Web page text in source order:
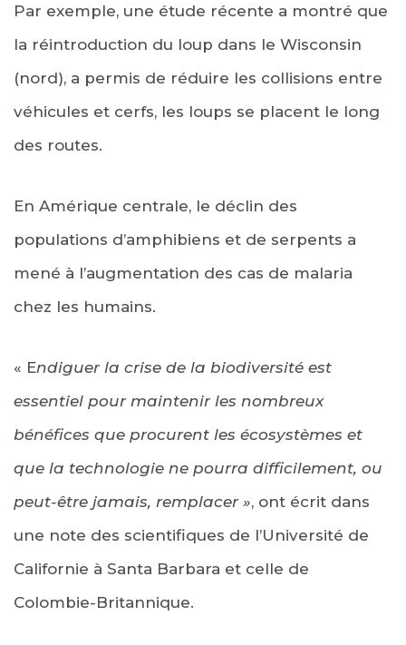
Par exemple, une étude récente a montré que
la réintroduction du loup dans le Wisconsin
(nord), a permis de réduire les collisions entre
véhicules et cerfs, les loups se placent le long
des routes.
En Amérique centrale, le déclin des
populations d’amphibiens et de serpents a
mené à l’augmentation des cas de malaria
chez les humains.
« Endiguer la crise de la biodiversité est
essentiel pour maintenir les nombreux
bénéfices que procurent les écosystèmes et
que la technologie ne pourra difficilement, ou
peut-être jamais, remplacer », ont écrit dans
une note des scientifiques de l’Université de
Californie à Santa Barbara et celle de
Colombie-Britannique.